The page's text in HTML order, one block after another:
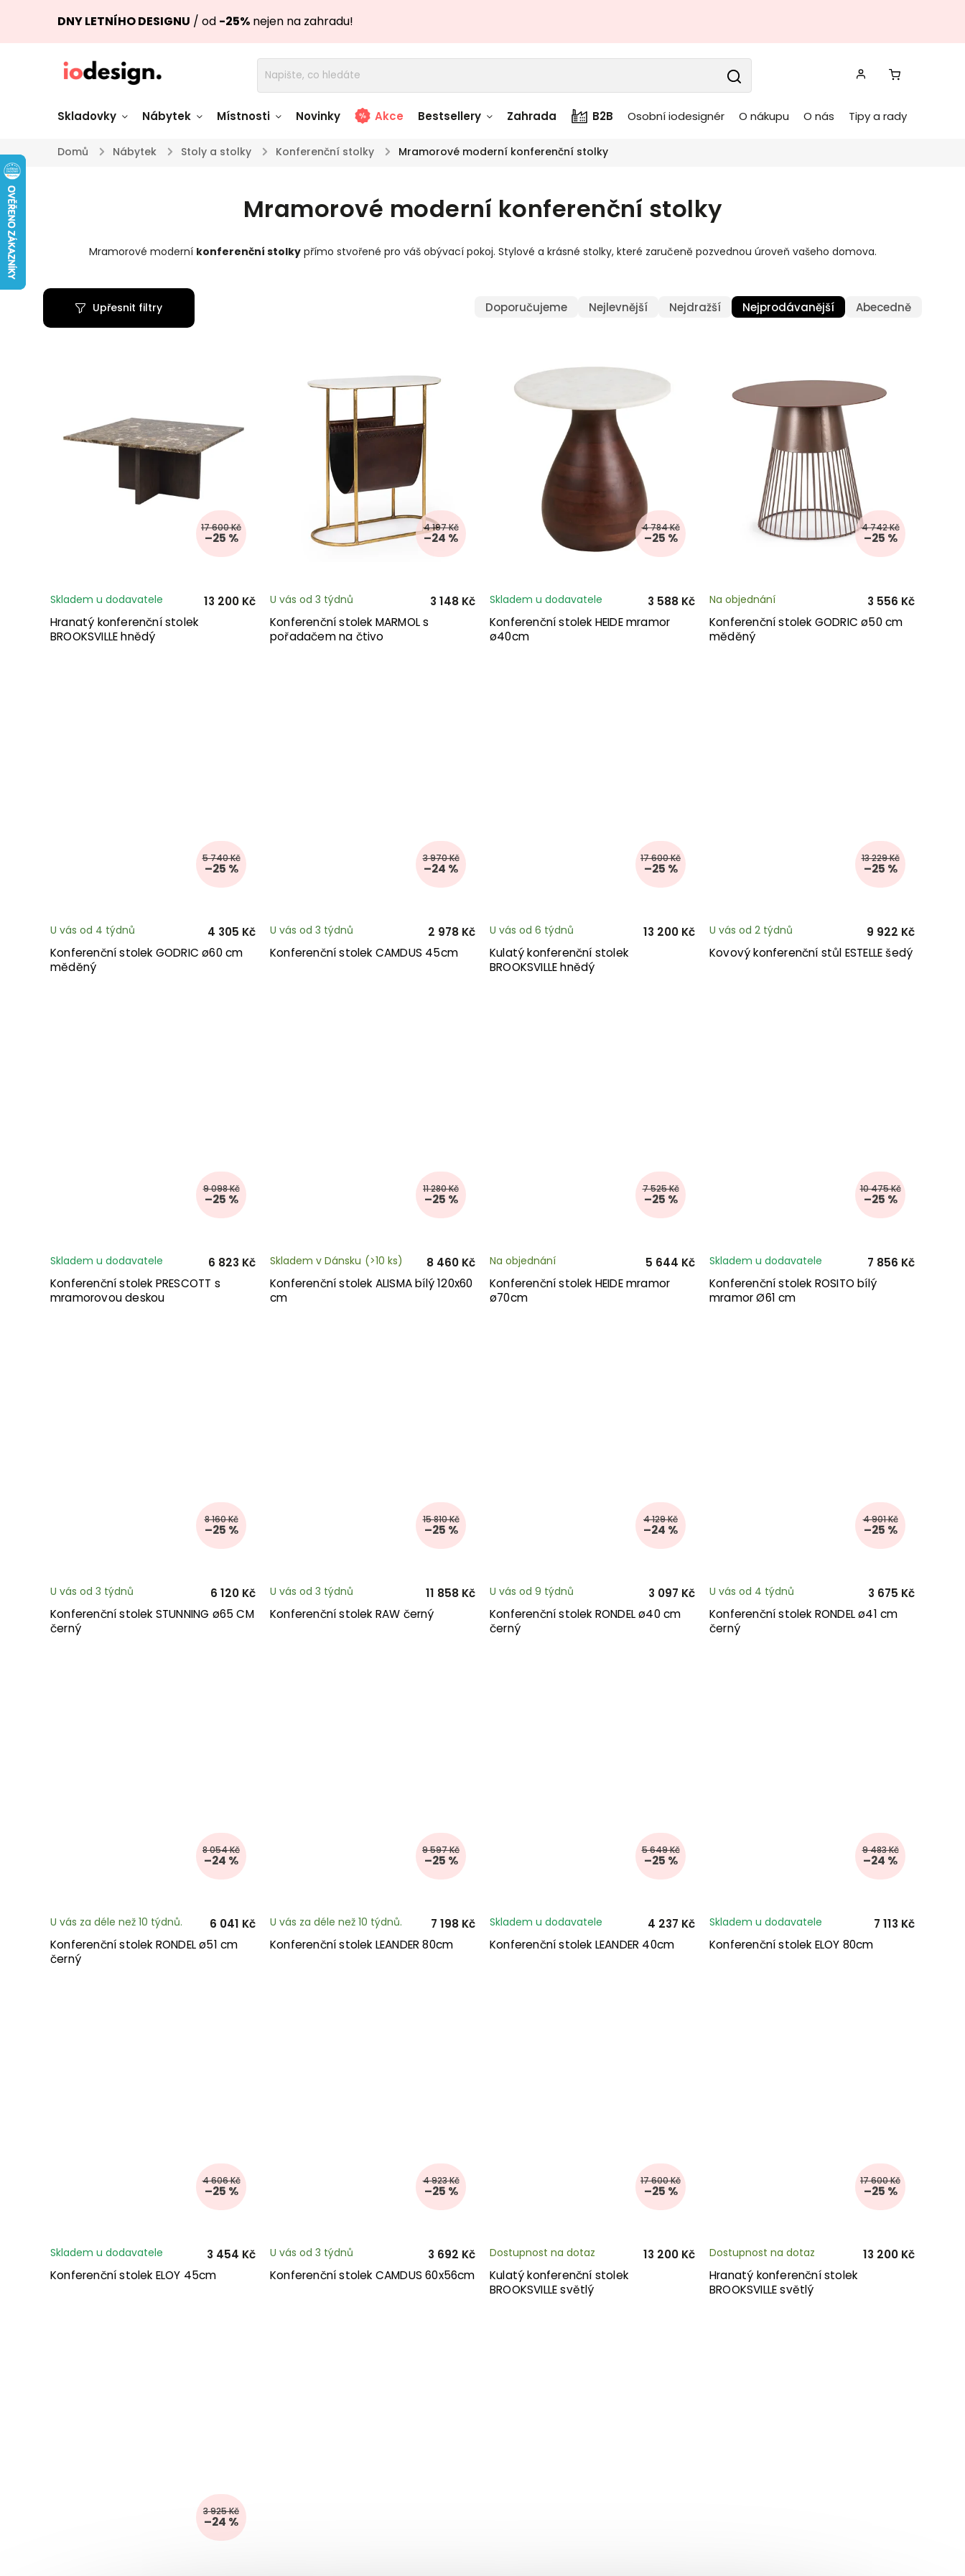
DNY LETNÍHO DESIGNU / od -25% nejen na zahradu!
Skladovky
Židle skladem
Úložné prostory
skladem
Zahradní nábytek
skladem
Doplňky a
Textílie skladem
Nádobí skladem
Nábytek Místnosti Novinky Akce Bestsellery Zahrada B2B Osobní iodesignér O nákupu O nás Tipy a rady
Domů / Nábytek / Stoly a stolky / Konferenční stolky / Mramorové moderní konferenční stolky
Mramorové moderní konferenční stolky
Mramorové moderní konferenční stolkypřímo stvořené pro váš obývací pokoj. Stylové a krásné stolky, které zaručeně pozvednou úroveň vašeho domova.
Doporučujeme Nejlevnější Nejdražší Nejprodávanější Abecedně
Upřesnit filtry
17 600 Kč
–25 %
Hranatý konferenční stolek
BROOKSVILLE hnědý
Skladem u dodavatele 13 200 Kč
4 197 Kč
–24 %
Konferenční stolek MARMOL s
pořadačem na čtivo
U vás od 3 týdnů 3 148 Kč
4 784 Kč
–25 %
Konferenční stolek HEIDE mramor
ø40cm
Skladem u dodavatele 3 588 Kč
4 742 Kč
–25 %
Konferenční stolek GODRIC ø50 cm
měděný
Na objednání 3 556 Kč
5 740 Kč
–25 %
Konferenční stolek GODRIC ø60 cm
měděný
U vás od 4 týdnů 4 305 Kč
3 970 Kč
–24 %
Konferenční stolek CAMDUS 45cm
U vás od 3 týdnů 2 978 Kč
17 600 Kč
–25 %
Kulatý konferenční stolek
BROOKSVILLE hnědý
U vás od 6 týdnů 13 200 Kč
13 229 Kč
–25 %
Kovový konferenční stůl ESTELLE šedý
U vás od 2 týdnů 9 922 Kč
9 098 Kč
–25 %
Konferenční stolek PRESCOTT s
mramorovou deskou
Skladem u dodavatele 6 823 Kč
11 280 Kč
–25 %
Konferenční stolek ALISMA bílý 120x60
cm
Skladem v Dánsku (>10 ks) 8 460 Kč
7 525 Kč
–25 %
Konferenční stolek HEIDE mramor
ø70cm
Na objednání 5 644 Kč
10 475 Kč
–25 %
Konferenční stolek ROSITO bílý
mramor Ø61 cm
Skladem u dodavatele 7 856 Kč
8 160 Kč
–25 %
Konferenční stolek STUNNING ø65 CM
černý
U vás od 3 týdnů 6 120 Kč
15 810 Kč
–25 %
Konferenční stolek RAW černý
U vás od 3 týdnů 11 858 Kč
4 129 Kč
–24 %
Konferenční stolek RONDEL ø40 cm
černý
U vás od 9 týdnů 3 097 Kč
4 901 Kč
–25 %
Konferenční stolek RONDEL ø41 cm
černý
U vás od 4 týdnů 3 675 Kč
8 054 Kč
–24 %
Konferenční stolek RONDEL ø51 cm
černý
U vás za déle než 10 týdnů. 6 041 Kč
9 597 Kč
–25 %
Konferenční stolek LEANDER 80cm
U vás za déle než 10 týdnů. 7 198 Kč
5 649 Kč
–25 %
Konferenční stolek LEANDER 40cm
Skladem u dodavatele 4 237 Kč
9 483 Kč
–24 %
Konferenční stolek ELOY 80cm
Skladem u dodavatele 7 113 Kč
4 606 Kč
–25 %
Konferenční stolek ELOY 45cm
Skladem u dodavatele 3 454 Kč
4 923 Kč
–25 %
Konferenční stolek CAMDUS 60x56cm
U vás od 3 týdnů 3 692 Kč
17 600 Kč
–25 %
Kulatý konferenční stolek
BROOKSVILLE světlý
Dostupnost na dotaz 13 200 Kč
17 600 Kč
–25 %
Hranatý konferenční stolek
BROOKSVILLE světlý
Dostupnost na dotaz 13 200 Kč
3 925 Kč
–24 %